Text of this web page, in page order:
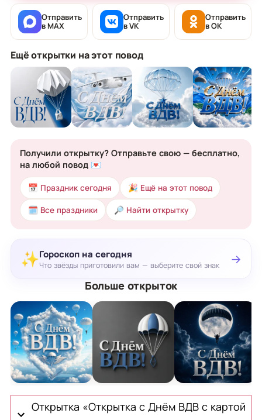
Отправить
в MAX
Отправить
в VK
Отправить
в OK
Ещё открытки на этот повод
Получили открытку? Отправьте свою — бесплатно,
на любой повод 💌
📅 Праздник сегодня 🎉 Ещё на этот повод
🗓 Все праздники 🔎 Найти открытку
✨Гороскоп на сегодня
Что звёзды приготовили вам — выберите свой знак →
Больше открыток
Открытка «Открытка с Днём ВДВ с картой